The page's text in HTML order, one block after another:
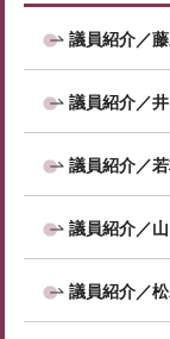
議員紹介／
議員紹介／
議員紹介／
議員紹介／
議員紹介／